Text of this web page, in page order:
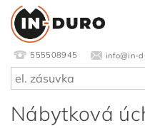
555508945 info@in-
Nábytková